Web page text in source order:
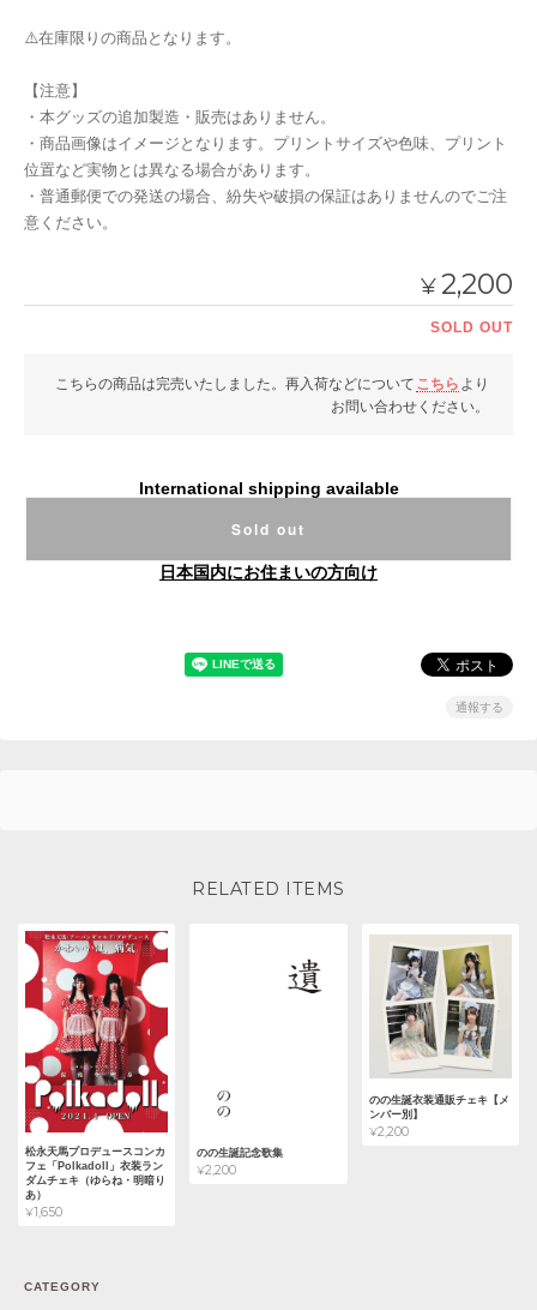
⚠️在庫限りの商品となります。
【注意】
・本グッズの追加製造・販売はありません。
・商品画像はイメージとなります。プリントサイズや色味、プリント
位置など実物とは異なる場合があります。
・普通郵便での発送の場合、紛失や破損の保証はありませんのでご注
意ください。
¥2,200
SOLD OUT
こちらの商品は完売いたしました。再入荷などについて こちら より
お問い合わせください。
International shipping available
Sold out
日本国内にお住まいの方向け
通報する
RELATED ITEMS
松永天馬プロデュースコンカ
フェ「Polkadoll」衣装ラン
ダムチェキ（ゆらね・明暗り
あ）
¥1,650
のの生誕記念歌集
¥2,200
のの生誕衣装通販チェキ【メ
ンバー別】
¥2,200
CATEGORY